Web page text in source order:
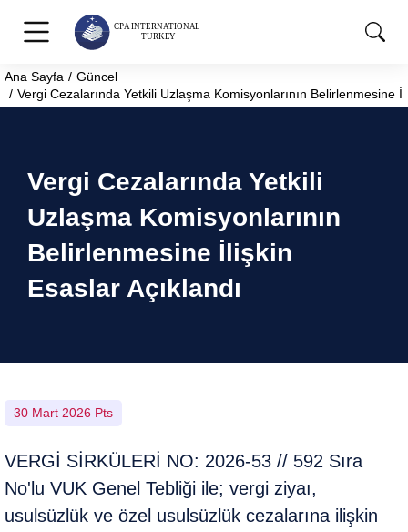
You are here:
Ana Sayfa
Güncel
Vergi Cezalarında Yetkili Uzlaşma Komisyonlarının Belirlenmesine
Vergi Cezalarında Yetkili
Uzlaşma Komisyonlarının
Belirlenmesine İlişkin
Esaslar Açıklandı
30 Mart 2026 Pts
VERGİ SİRKÜLERİ NO: 2026-53 // 592 Sıra
No'lu VUK Genel Tebliği ile; vergi ziyaı,
usulsüzlük ve özel usulsüzlük cezalarına ilişkin